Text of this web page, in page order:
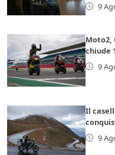
9
Moto2,
chiude
9
Il
9